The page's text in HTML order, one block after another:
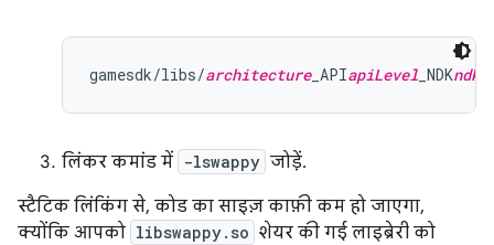
gamesdk/libs/architecture_APIapiLevel _NDK
लिंकर कमांड में -lswappy जोड़ें.
स्टैटिक लिंकिंग से, कोड का साइज़ काफ़ी कम हो जाएगा,
क्योंकि आपको libswappy.so शेयर की गई लाइब्रेरी को